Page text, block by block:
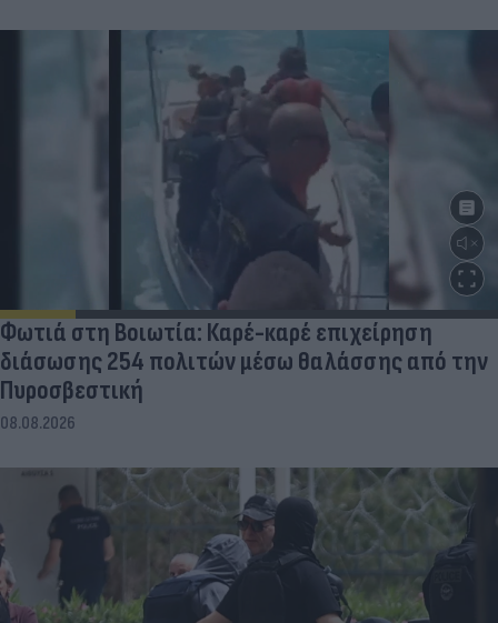
Φωτιά στη Βοιωτία: Καρέ-καρέ επιχείρηση
διάσωσης 254 πολιτών μέσω θαλάσσης από την
Πυροσβεστική
08.08.2026